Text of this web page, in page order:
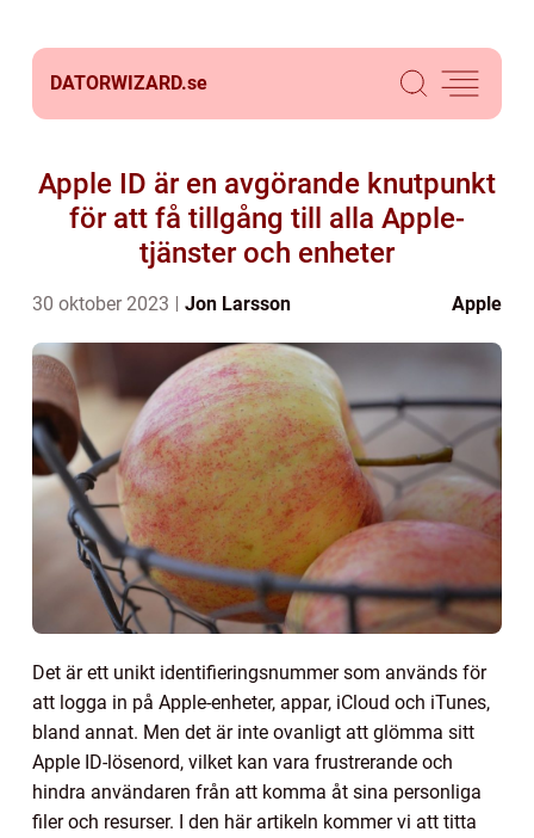
DATORWIZARD.se
Apple ID är en avgörande knutpunkt
för att få tillgång till alla Apple-
tjänster och enheter
30 oktober 2023 Jon Larsson Apple
Det är ett unikt identifieringsnummer som används för
att logga in på Apple-enheter, appar, iCloud och iTunes,
bland annat. Men det är inte ovanligt att glömma sitt
Apple ID-lösenord, vilket kan vara frustrerande och
hindra användaren från att komma åt sina personliga
filer och resurser. I den här artikeln kommer vi att titta